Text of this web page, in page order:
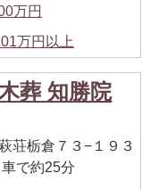
万円
万円以上
葬 知勝院
荘栃倉７３−１９３
で約25分